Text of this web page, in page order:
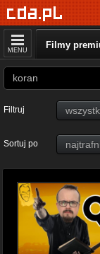
MENU Filmy
Filtruj
Sortuj po